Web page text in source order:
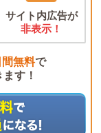
サイト内広告が
非表示！
無料で
す！